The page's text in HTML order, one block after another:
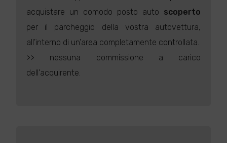
acquistare un comodo posto auto scoperto
per il parcheggio della vostra autovettura,
all'interno di un'area completamente controllata.
>> nessuna commissione a carico
dell'acquirente.